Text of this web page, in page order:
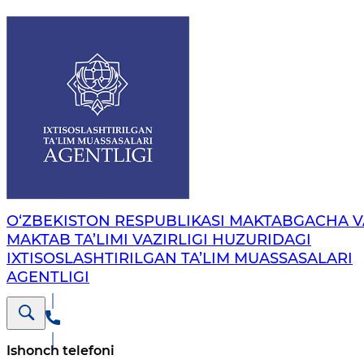
O‘ZBEKISTON RESPUBLIKASI MAKTABGACHA
MAKTAB TA’LIMI VAZIRLIGI HUZURIDAGI
IXTISOSLASHTIRILGAN TA’LIM MUASSASALARI
AGENTLIGI
Ishonch telefoni